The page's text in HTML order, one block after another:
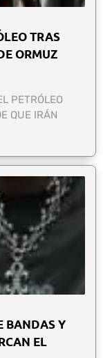
TRAS
ORMUZ
PETRÓLEO
QUE IRÁN
BANDAS Y
EL